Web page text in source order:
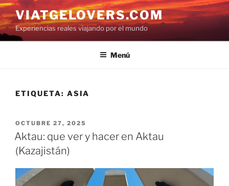
Saltar
al
contenido
VIATGELOVERS.COM
Experiencias reales viajando por el mundo
Menú
ETIQUETA: ASIA
PUBLICADO
EL
OCTUBRE 27, 2025
Aktau: que ver y hacer en Aktau
(Kazajistán)